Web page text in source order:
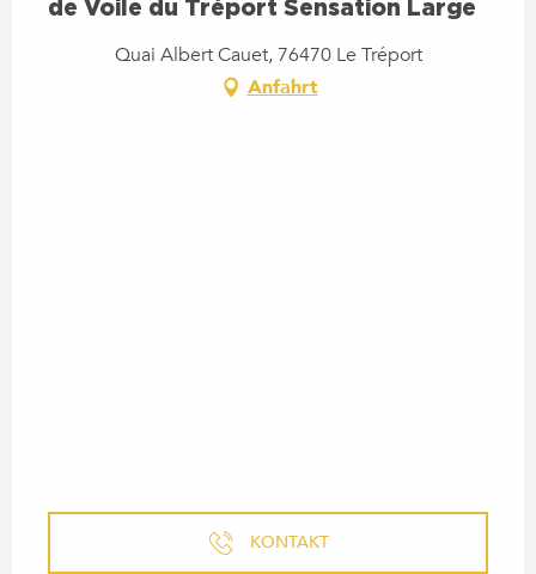
de Voile du Tréport Sensation Large
Quai Albert Cauet, 76470 Le Tréport
Anfahrt
KONTAKT